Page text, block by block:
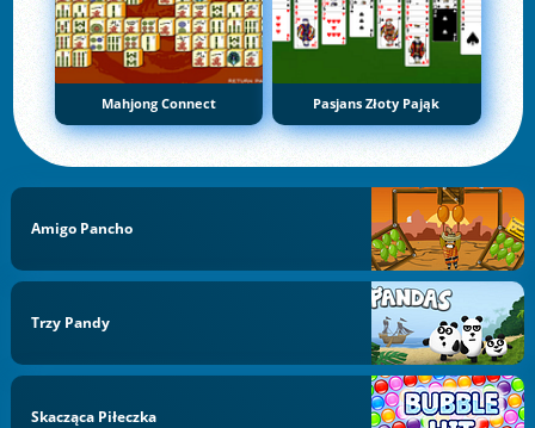
Mahjong Connect Pasjans Złoty Pająk
Amigo Pancho
Trzy Pandy
Skacząca Piłeczka